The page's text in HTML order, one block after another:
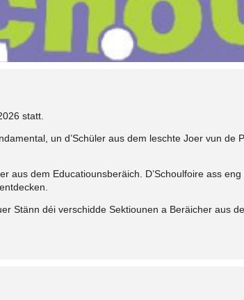
statt.
un d’Schüler aus dem leschte Joer vun de
aus dem Educatiounsberäich. D’Schoulfoire ass
Stänn déi verschidde Sektiounen a Beräicher aus